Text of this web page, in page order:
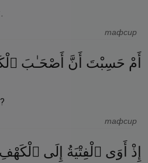
тафсир
أَمْ حَسِبْتَ أَنَّ أَصْحَـٰبَ
тафсир
إِذْ أَوَى ٱلْفِتْيَةُ إِلَى ٱلْكَهْفِ